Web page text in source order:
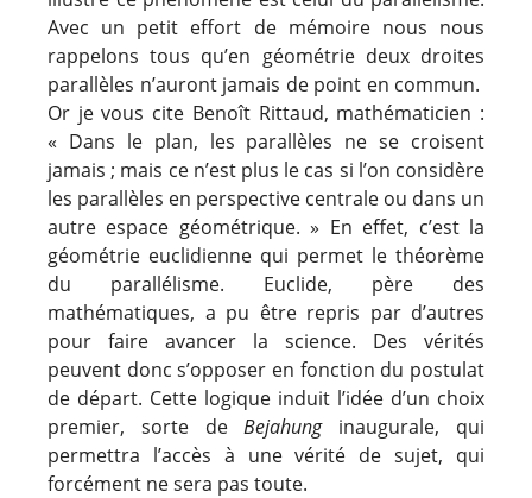
Avec un petit effort de mémoire nous nous
rappelons tous qu’en géométrie deux droites
parallèles n’auront jamais de point en commun.
Or je vous cite Benoît Rittaud, mathématicien :
« Dans le plan, les parallèles ne se croisent
jamais ; mais ce n’est plus le cas si l’on considère
les parallèles en perspective centrale ou dans un
autre espace géométrique. » En effet, c’est la
géométrie euclidienne qui permet le théorème
du parallélisme. Euclide, père des
mathématiques, a pu être repris par d’autres
pour faire avancer la science. Des vérités
peuvent donc s’opposer en fonction du postulat
de départ. Cette logique induit l’idée d’un choix
premier, sorte deBejahung inaugurale, qui
permettra l’accès à une vérité de sujet, qui
forcément ne sera pas toute.